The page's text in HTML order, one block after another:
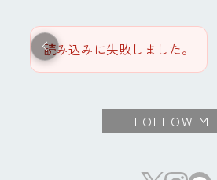
読み込みに失敗しました。
FOLLOW ME